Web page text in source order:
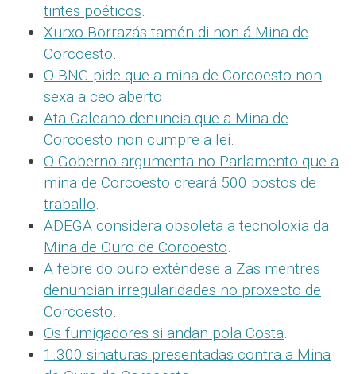
tintes poéticos.
Xurxo Borrazás tamén di non á Mina de
Corcoesto.
O BNG pide que a mina de Corcoesto non
sexa a ceo aberto.
Ata Galeano denuncia que a Mina de
Corcoesto non cumpre a lei.
O Goberno argumenta no Parlamento que a
mina de Corcoesto creará 500 postos de
traballo.
ADEGA considera obsoleta a tecnoloxía da
Mina de Ouro de Corcoesto.
A febre do ouro exténdese a Zas mentres
denuncian irregularidades no proxecto de
Corcoesto.
Os fumigadores si andan pola Costa.
1.300 sinaturas presentadas contra a Mina